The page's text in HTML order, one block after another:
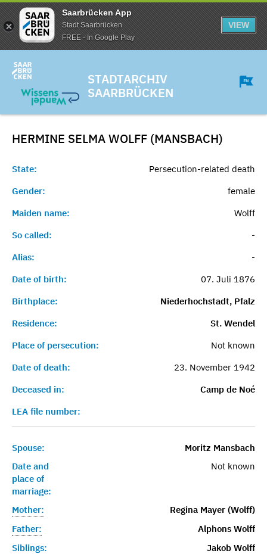
Saarbrücken App
Stadt Saarbrücken
FREE - In Google Play
VIEW
STADTARCHIV
SAARBRÜCKEN
HERMINE SELMA WOLFF (MANSBACH)
State:
Persecution-related death
Gender:
female
Maiden name:
Wolff
So called:
-
Alias:
-
Date of birth:
07. Juli 1876
Birthplace:
Niederhochstadt, Pfalz
Residence:
St. Wendel
Place of persecution:
Not known
Date of death:
23. November 1942
Deceased in:
Camp de Noé
LEA file number:
Spouse:
Moritz Mansbach
Date and
place of
marriage:
Not known
Mother:
Regina Mayer (Wolff)
Father:
Alphons Wolff
Siblings:
Jakob Wolff